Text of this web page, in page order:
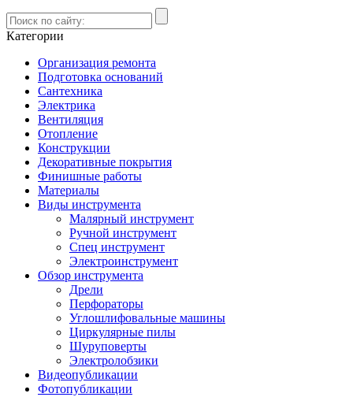
Категории
Организация ремонта
Подготовка оснований
Сантехника
Электрика
Вентиляция
Отопление
Конструкции
Декоративные покрытия
Финишные работы
Материалы
Виды инструмента
Малярный инструмент
Ручной инструмент
Спец инструмент
Электроинструмент
Обзор инструмента
Дрели
Перфораторы
Углошлифовальные машины
Циркулярные пилы
Шуруповерты
Электролобзики
Видеопубликации
Фотопубликации